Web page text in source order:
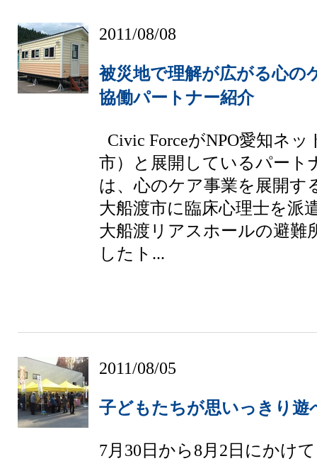
2011/08/08
被災地で理解が広がる心
協働パートナー紹介
Civic ForceがNPO愛知ネ
市）と展開しているパート
は、心のケア事業を展開す
大船渡市に臨床心理士を派
大船渡リアスホールの避難
したト...
2011/08/05
子どもたちが思いっきり遊
7月30日から8月2日にかけ